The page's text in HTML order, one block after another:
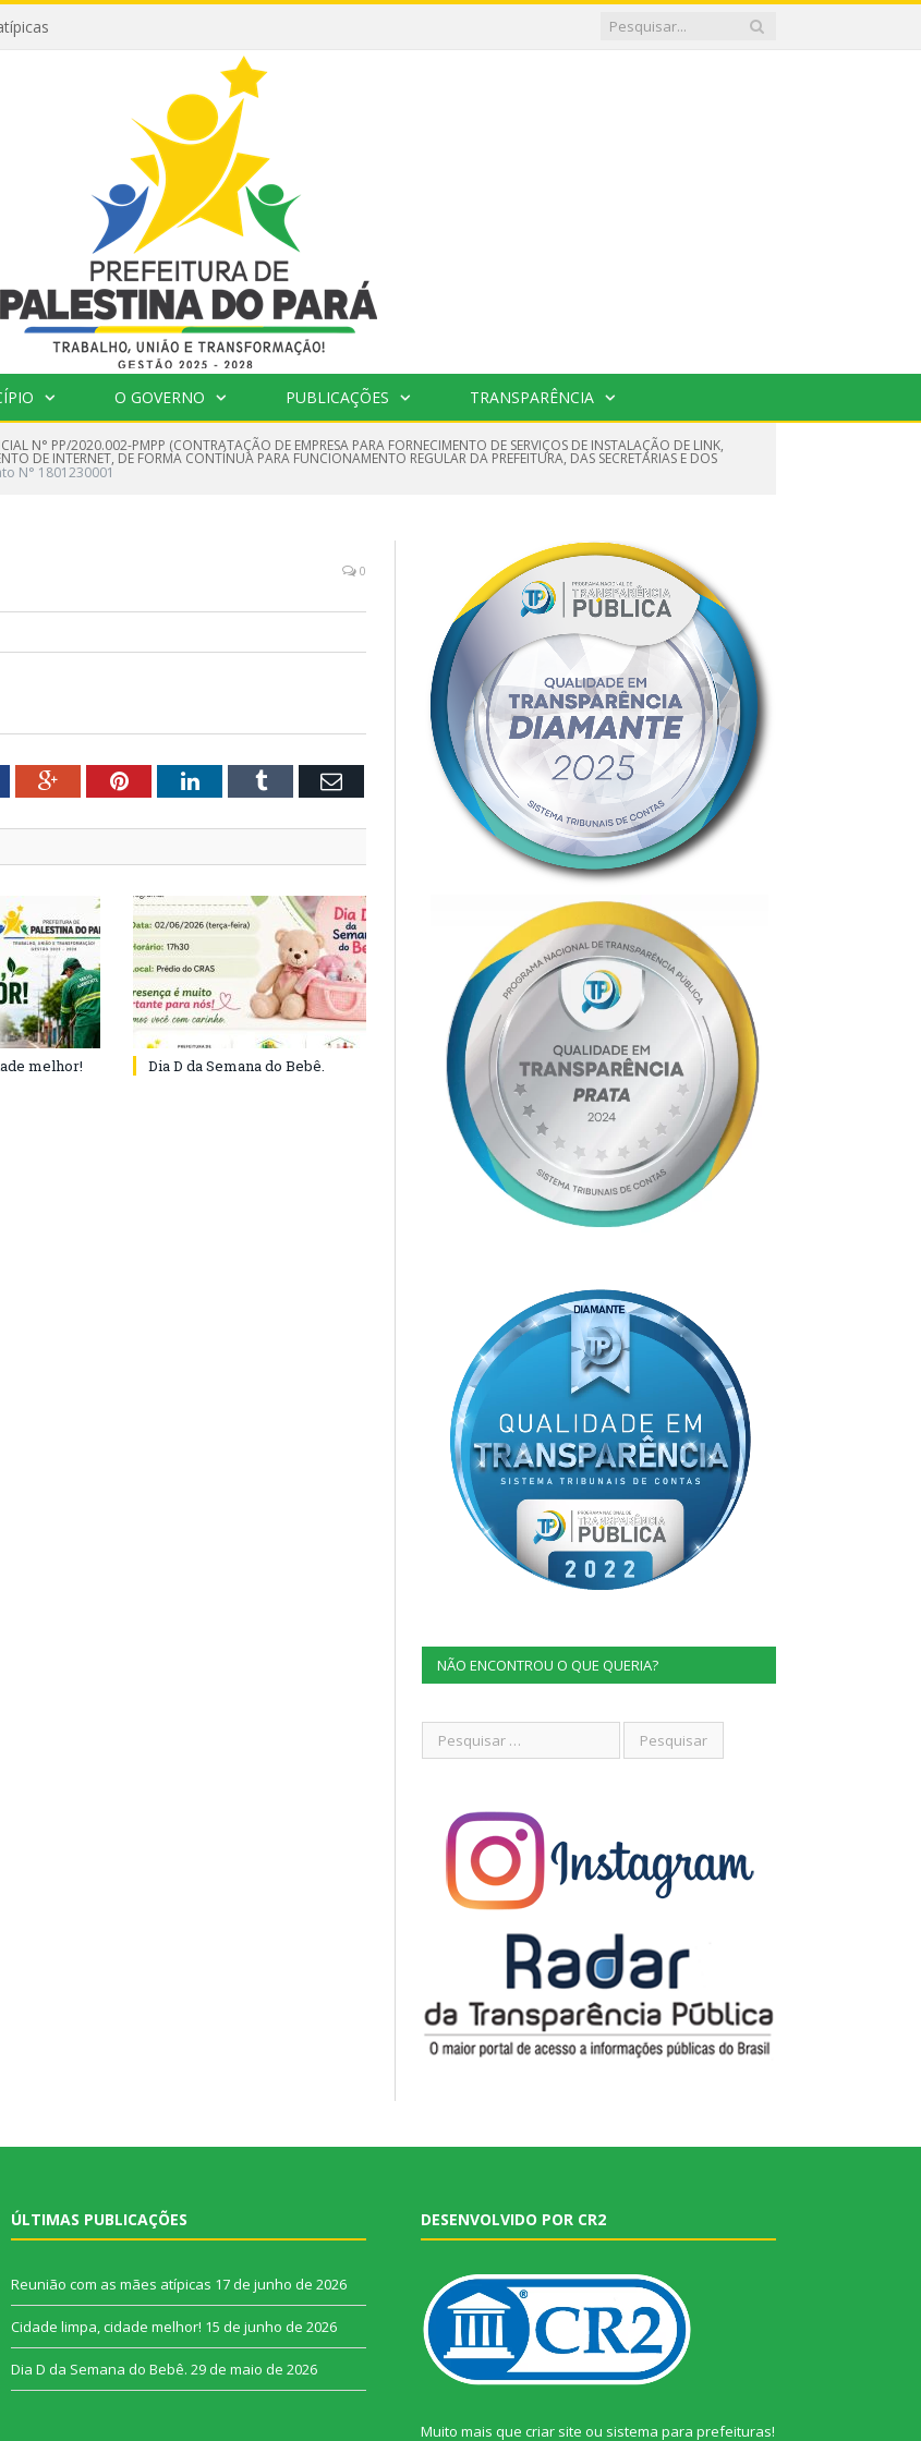
O GOVERNO PUBLICAÇÕES TRANSPARÊNCIA
N° PP/2020.002-PMPP (CONTRATAÇÃO DE EMPRESA PARA FORNECIMENTO DE SERVIÇOS DE INSTALAÇÃO DE LINK,
DE INTERNET, DE FORMA CONTÍNUA PARA FUNCIONAMENTO REGULAR DA PREFEITURA, DAS SECRETARIAS E DOS
N° 1801230001
0
Google+PinterestLinkedInTumblr Email
melhor! Dia D da Semana do Bebê.
NÃO ENCONTROU O QUE QUERIA?
ÚLTIMAS PUBLICAÇÕES
Reunião com as mães atípicas 17 de junho de 2026
Cidade limpa, cidade melhor! 15 de junho de 2026
Dia D da Semana do Bebê. 29 de maio de 2026
DESENVOLVIDO POR CR2
Muito mais que criar site ou sistema para prefeituras!